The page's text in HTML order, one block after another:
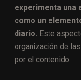
experimenta una
como un
diario. Este
organización de
por el contenido.